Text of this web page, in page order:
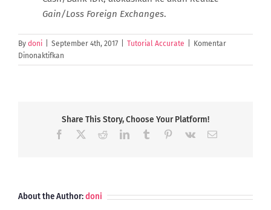
Gain/Loss Foreign Exchanges.
By doni September 4th, 2017 Tutorial Accurate
Komentar
Dinonaktifkan
Pelunasan
Asing
Mata
Share This Story, Choose Your Platform!
Facebook RedditLinkedInTumblr Pinterest
Vk Email
About the Author:doni